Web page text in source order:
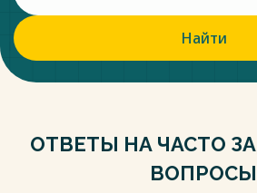
Найти
ОТВЕТЫ НА ЧАСТО
ВОПРОСЫ